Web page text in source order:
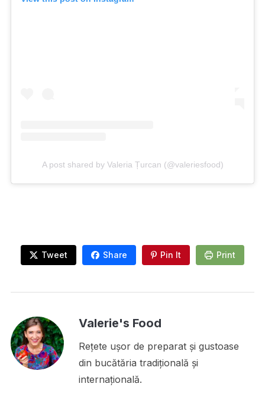
A post shared by Valeria Țurcan (@valeriesfood)
Tweet Share Pin It Print
Valerie's Food
Rețete ușor de preparat și gustoase
din bucătăria tradițională și
internațională.